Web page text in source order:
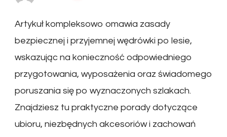
Artykuł kompleksowo omawia zasady
bezpiecznej i przyjemnej wędrówki po lesie,
wskazując na konieczność odpowiedniego
przygotowania, wyposażenia oraz świadomego
poruszania się po wyznaczonych szlakach.
Znajdziesz tu praktyczne porady dotyczące
ubioru, niezbędnych akcesoriów i zachowań